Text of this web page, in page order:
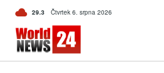
29.3 C Czech
Čtvrtek 6. srpna 2026